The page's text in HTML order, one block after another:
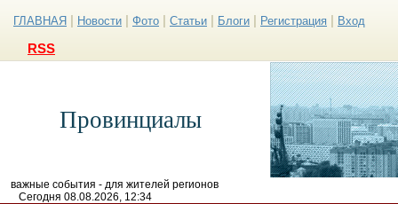
ГЛАВНАЯ Новости Фото Статьи Блоги Регистрация Вход
RSS
Провинциалы
важные события - для жителей регионов
Сегодня 08.08.2026, 12:34